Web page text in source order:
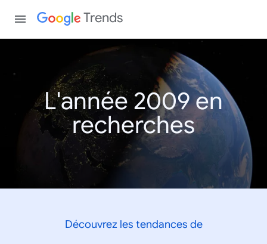
Trends
L'année 2009 en
recherches
Découvrez les tendances de